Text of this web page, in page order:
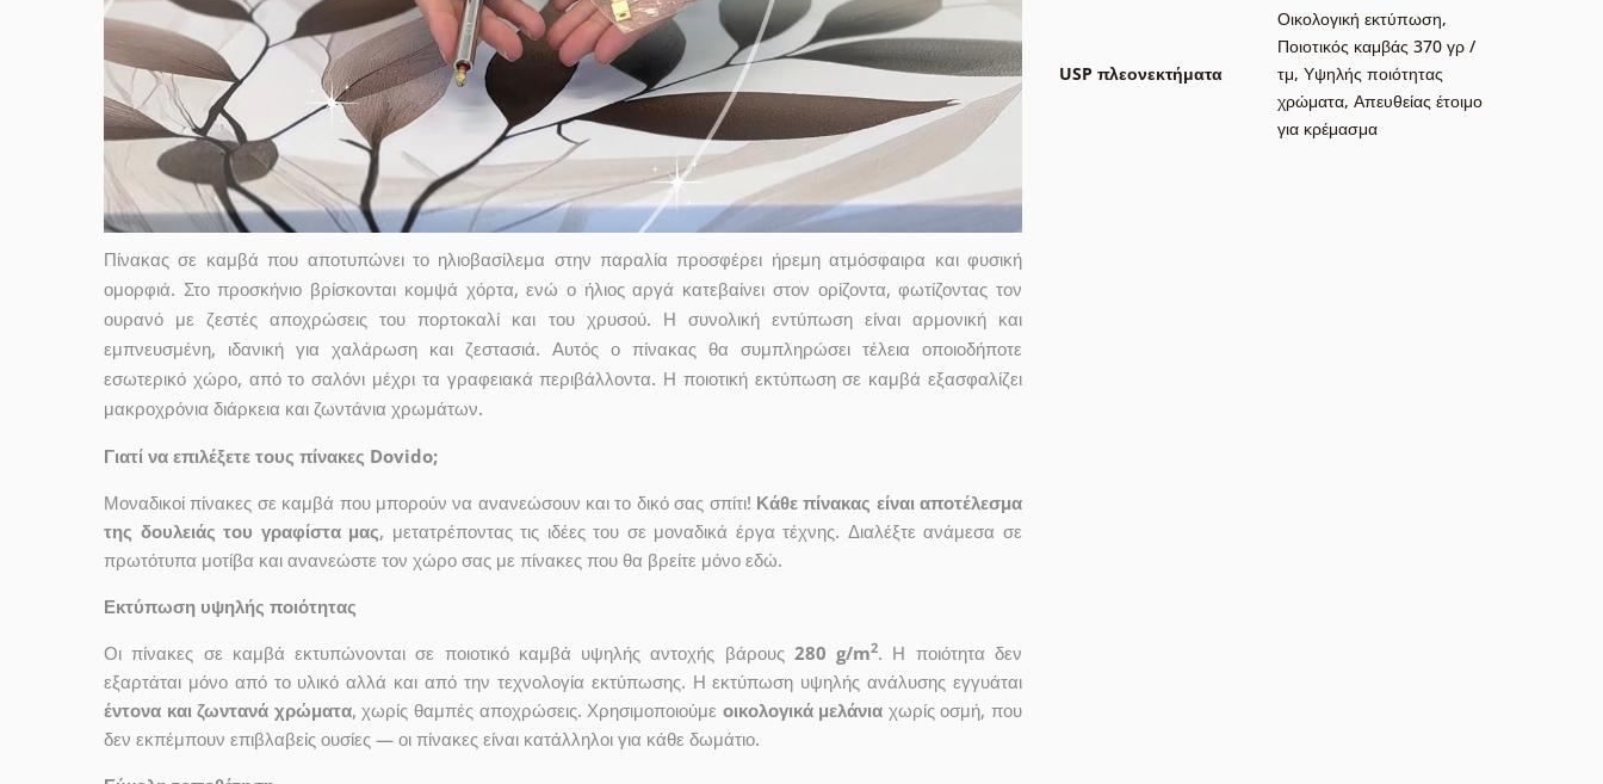
Πίνακας σε καμβά που αποτυπώνει το ηλιοβασίλεμα στην παραλία προσφέρει ήρεμη ατμόσφαιρα και φυσική
ομορφιά. Στο προσκήνιο βρίσκονται κομψά χόρτα, ενώ ο ήλιος αργά κατεβαίνει στον ορίζοντα, φωτίζοντας τον
ουρανό με ζεστές αποχρώσεις του πορτοκαλί και του χρυσού. Η συνολική εντύπωση είναι αρμονική και
εμπνευσμένη, ιδανική για χαλάρωση και ζεστασιά. Αυτός ο πίνακας θα συμπληρώσει τέλεια οποιοδήποτε
εσωτερικό χώρο, από το σαλόνι μέχρι τα γραφειακά περιβάλλοντα. Η ποιοτική εκτύπωση σε καμβά εξασφαλίζει
μακροχρόνια διάρκεια και ζωντάνια χρωμάτων.
Γιατί να επιλέξετε τους πίνακες Dovido;
Μοναδικοί πίνακες σε καμβά που μπορούν να ανανεώσουν και το δικό σας σπίτι! Κάθε πίνακας είναι αποτέλεσμα
της δουλειάς του γραφίστα μας, μετατρέποντας τις ιδέες του σε μοναδικά έργα τέχνης. Διαλέξτε ανάμεσα σε
πρωτότυπα μοτίβα και ανανεώστε τον χώρο σας με πίνακες που θα βρείτε μόνο εδώ.
Εκτύπωση υψηλής ποιότητας
Οι πίνακες σε καμβά εκτυπώνονται σε ποιοτικό καμβά υψηλής αντοχής βάρους 280 g/m2. Η ποιότητα δεν
εξαρτάται μόνο από το υλικό αλλά και από την τεχνολογία εκτύπωσης. Η εκτύπωση υψηλής ανάλυσης εγγυάται
έντονα και ζωντανά χρώματα, χωρίς θαμπές αποχρώσεις. Χρησιμοποιούμε οικολογικά μελάνια χωρίς οσμή, που
δεν εκπέμπουν επιβλαβείς ουσίες — οι πίνακες είναι κατάλληλοι για κάθε δωμάτιο.
USP πλεονεκτήματα
Οικολογική εκτύπωση,
Ποιοτικός καμβάς 370 γρ /
τμ, Υψηλής ποιότητας
χρώματα, Απευθείας έτοιμο
για κρέμασμα